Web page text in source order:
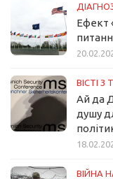
Ефект
ВІСТІ З
Ай да
душу
ВІЙНА